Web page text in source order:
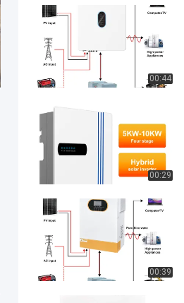
00:44
00:29
00:39